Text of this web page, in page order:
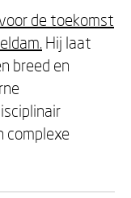
de toekomst
Hij laat
breed en
complexe